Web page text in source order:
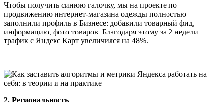
Чтобы получить синюю галочку, мы на проекте по
продвижению интернет-магазина одежды полностью
заполнили профиль в Бизнесе: добавили товарный фид,
информацию, фото товаров. Благодаря этому за 2 недели
трафик с Яндекс Карт увеличился на 48%.
2. Региональность